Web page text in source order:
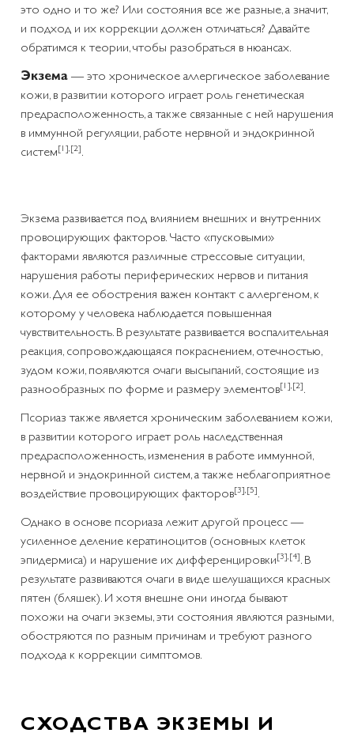
это одно и то же? Или состояния все же разные, а значит,
и подход и их коррекции должен отличаться? Давайте
обратимся к теории, чтобы разобраться в нюансах.
Экзема — это хроническое аллергическое заболевание
кожи, в развитии которого играет роль генетическая
предрасположенность, а также связанные с ней нарушения
в иммунной регуляции, работе нервной и эндокринной
систем[1],[2].
Экзема развивается под влиянием внешних и внутренних
провоцирующих факторов. Часто «пусковыми»
факторами являются различные стрессовые ситуации,
нарушения работы периферических нервов и питания
кожи. Для ее обострения важен контакт с аллергеном, к
которому у человека наблюдается повышенная
чувствительность. В результате развивается воспалительная
реакция, сопровождающаяся покраснением, отечностью,
зудом кожи, появляются очаги высыпаний, состоящие из
разнообразных по форме и размеру элементов[1],[2].
Псориаз также является хроническим заболеванием кожи,
в развитии которого играет роль наследственная
предрасположенность, изменения в работе иммунной,
нервной и эндокринной систем, а также неблагоприятное
воздействие провоцирующих факторов[3],[5].
Однако в основе псориаза лежит другой процесс —
усиленное деление кератиноцитов (основных клеток
эпидермиса) и нарушение их дифференцировки[3],[4]. В
результате развиваются очаги в виде шелушащихся красных
пятен (бляшек). И хотя внешне они иногда бывают
похожи на очаги экземы, эти состояния являются разными,
обостряются по разным причинам и требуют разного
подхода к коррекции симптомов.
СХОДСТВА ЭКЗЕМЫ И